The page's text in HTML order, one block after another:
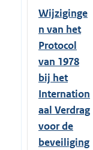
Wijziginge
n van het
Protocol
van 1978
bij het
Internation
aal Verdrag
voor de
beveiliging